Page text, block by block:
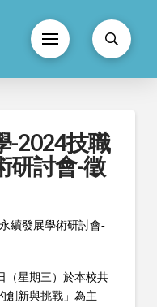
-2024技職
研討會-徵
續發展學術研討會-
（星期三）於本校共
創新與挑戰」為主